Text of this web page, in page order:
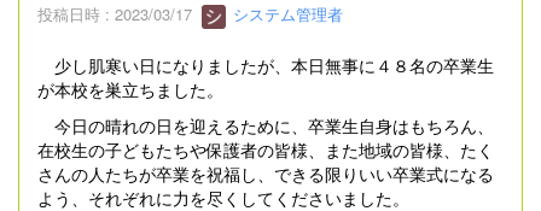
投稿日時 : 2023/03/17 システム管理者
少し肌寒い日になりましたが、本日無事に４８名の卒業生
が本校を巣立ちました。
今日の晴れの日を迎えるために、卒業生自身はもちろん、
在校生の子どもたちや保護者の皆様、また地域の皆様、たく
さんの人たちが卒業を祝福し、できる限りいい卒業式になる
よう、それぞれに力を尽くしてくださいました。